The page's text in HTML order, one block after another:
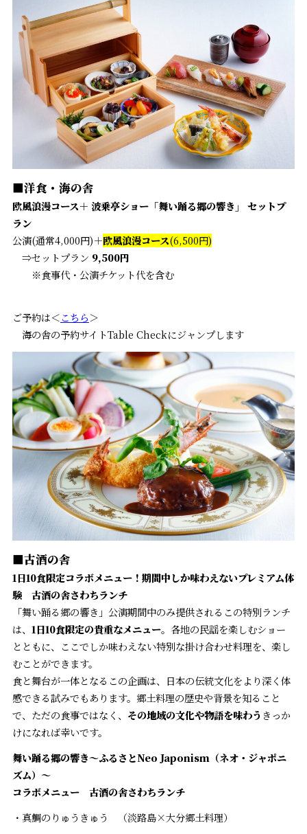
■洋食・海の舎
欧風浪漫コース＋ 波乗亭ショー「舞い踊る郷の響き」 セットプ
ラン
公演(通常4,000円)＋欧風浪漫コース(6,500円)
⇒セットプラン 9,500円
※食事代・公演チケット代を含む
ご予約は＜ こちら＞
海の舎の予約サイトTable Checkにジャンプします
■古酒の舎
1日10食限定コラボメニュー！期間中しか味わえないプレミアム体
験
古酒の舎さわちランチ
「舞い踊る郷の響き」公演期間中のみ提供されるこの特別ランチ
は、 1日10食限定の貴重なメニュー。各地の民謡を楽しむショー
とともに、ここでしか味わえない特別な掛け合わせ料理を、楽し
むことができます。
食と舞台が一体となるこの企画は、日本の伝統文化をより深く体
感できる試みでもあります。郷土料理の歴史や背景を知ること
で、ただの食事ではなく、 その地域の文化や物語を味わう きっか
けになれば幸いです。
舞い踊る郷の響き〜ふるさとNeo Japonism（ネオ・ジャポニ
ズム）〜
コラボメニュー 古酒の舎さわちランチ
・真鯛のりゅうきゅう （淡路島×大分郷土料理）